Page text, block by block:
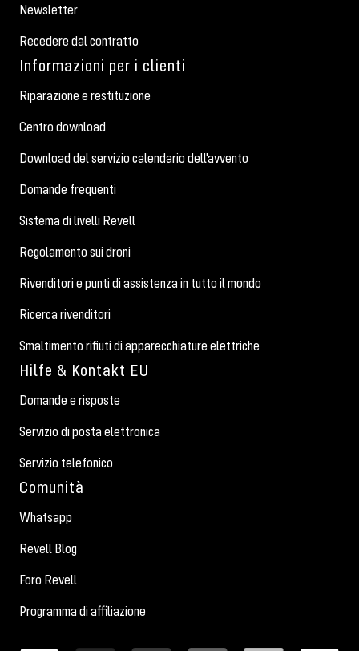
Newsletter
Recedere dal contratto
Informazioni per i clienti
Riparazione e restituzione
Centro download
Download del servizio calendario dell'avvento
Domande frequenti
Sistema di livelli Revell
Regolamento sui droni
Rivenditori e punti di assistenza in tutto il mondo
Ricerca rivenditori
Smaltimento rifiuti di apparecchiature elettriche
Hilfe & Kontakt EU
Domande e risposte
Servizio di posta elettronica
Servizio telefonico
Comunità
Whatsapp
Revell Blog
Foro Revell
Programma di affiliazione